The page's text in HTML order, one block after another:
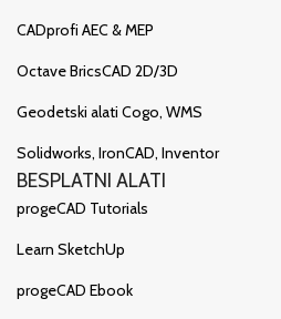
CADprofi AEC & MEP
Octave BricsCAD 2D/3D
Geodetski alati Cogo, WMS
Solidworks, IronCAD, Inventor
BESPLATNI ALATI
progeCAD Tutorials
Learn SketchUp
progeCAD Ebook